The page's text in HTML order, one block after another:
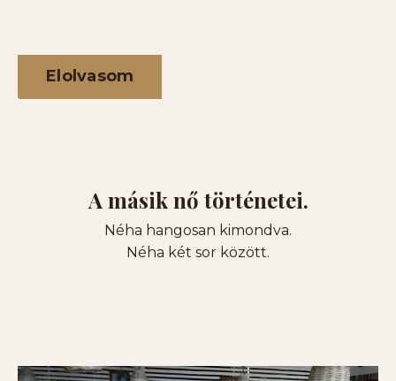
Elolvasom
A másik nő történetei.
Néha hangosan kimondva.
Néha két sor között.